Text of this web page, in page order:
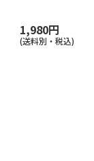
1,980円
(送料別・税込)